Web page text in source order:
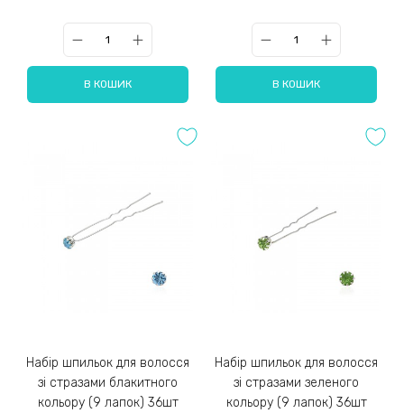
В КОШИК В КОШИК
Набір шпильок для волосся
зі стразами блакитного
кольору (9 лапок) 36шт
Набір шпильок для волосся
зі стразами зеленого
кольору (9 лапок) 36шт